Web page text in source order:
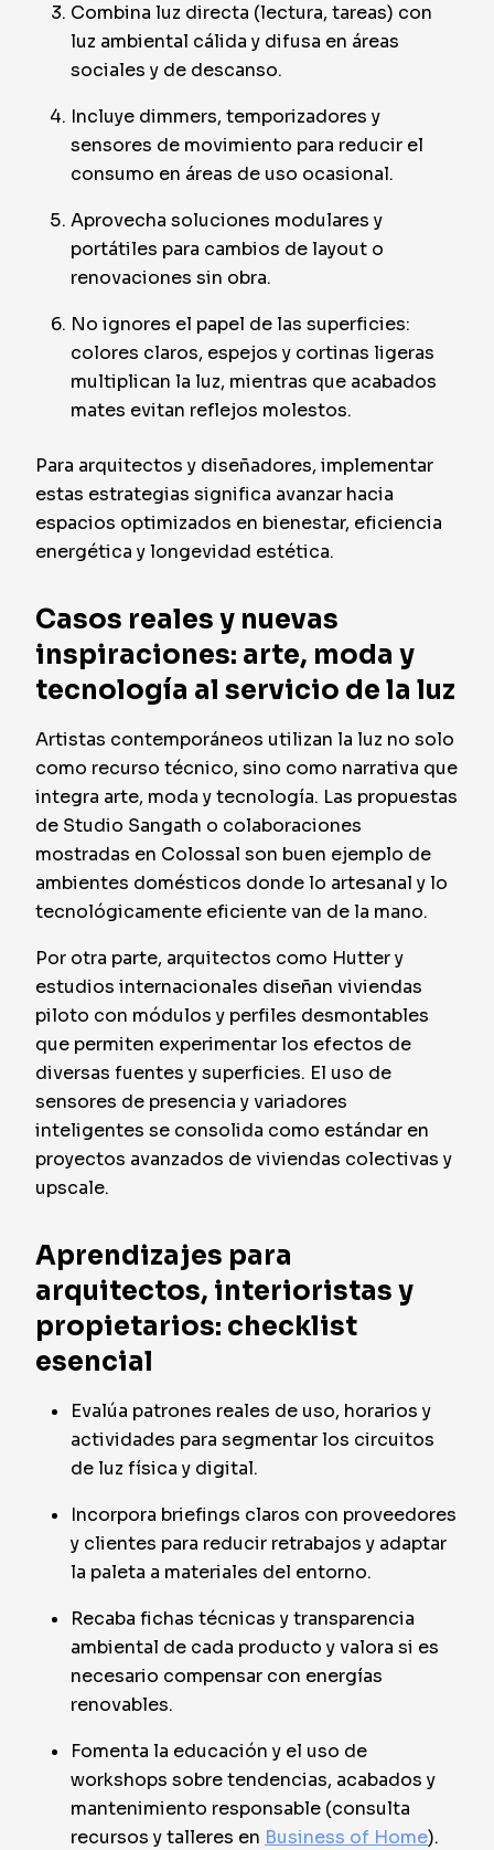
Combina luz directa (lectura, tareas) con
luz ambiental cálida y difusa en áreas
sociales y de descanso.
Incluye dimmers, temporizadores y
sensores de movimiento para reducir el
consumo en áreas de uso ocasional.
Aprovecha soluciones modulares y
portátiles para cambios de layout o
renovaciones sin obra.
No ignores el papel de las superficies:
colores claros, espejos y cortinas ligeras
multiplican la luz, mientras que acabados
mates evitan reflejos molestos.
Para arquitectos y diseñadores, implementar
estas estrategias significa avanzar hacia
espacios optimizados en bienestar, eficiencia
energética y longevidad estética.
Casos reales y nuevas
inspiraciones: arte, moda y
tecnología al servicio de la luz
Artistas contemporáneos utilizan la luz no solo
como recurso técnico, sino como narrativa que
integra arte, moda y tecnología. Las propuestas
de Studio Sangath o colaboraciones
mostradas en Colossal son buen ejemplo de
ambientes domésticos donde lo artesanal y lo
tecnológicamente eficiente van de la mano.
Por otra parte, arquitectos como Hutter y
estudios internacionales diseñan viviendas
piloto con módulos y perfiles desmontables
que permiten experimentar los efectos de
diversas fuentes y superficies. El uso de
sensores de presencia y variadores
inteligentes se consolida como estándar en
proyectos avanzados de viviendas colectivas y
upscale.
Aprendizajes para
arquitectos, interioristas y
propietarios: checklist
esencial
Evalúa patrones reales de uso, horarios y
actividades para segmentar los circuitos
de luz física y digital.
Incorpora briefings claros con proveedores
y clientes para reducir retrabajos y adaptar
la paleta a materiales del entorno.
Recaba fichas técnicas y transparencia
ambiental de cada producto y valora si es
necesario compensar con energías
renovables.
Fomenta la educación y el uso de
workshops sobre tendencias, acabados y
mantenimiento responsable (consulta
recursos y talleres en Business of Home).